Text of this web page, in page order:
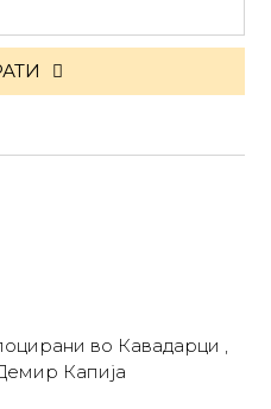
во Кавадарци ,
Капија